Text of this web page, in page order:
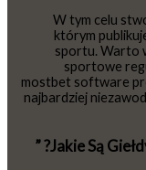
W tym celu
którym
sportu. Warto
sportowe
mostbet software
najbardziej
Jakie Są